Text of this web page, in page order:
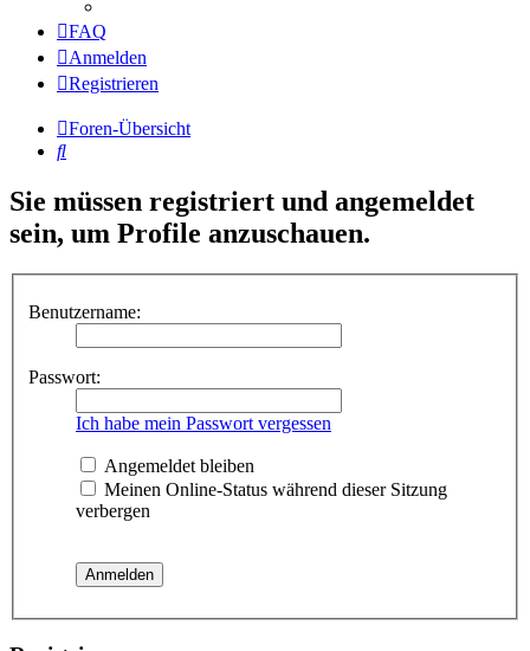
FAQ
Anmelden
Registrieren
Foren-Übersicht
Suche
Sie müssen registriert und angemeldet
sein, um Profile anzuschauen.
Benutzername:
Passwort:
Ich habe mein Passwort vergessen
Angemeldet bleiben
Meinen Online-Status während dieser Sitzung
verbergen